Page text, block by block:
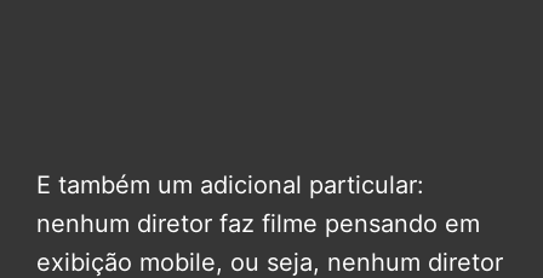
E também um adicional particular:
nenhum diretor faz filme pensando em
exibição mobile, ou seja, nenhum diretor